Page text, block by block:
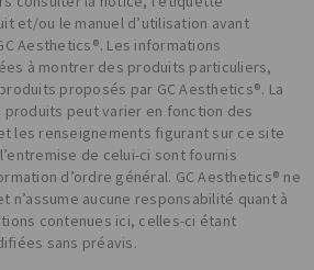
et/ou le manuel d’utilisation avant
Aesthetics®. Les informations
à montrer des produits particuliers,
proposés par GC Aesthetics®. La
peut varier en fonction des
les renseignements figurant sur ce site
de celui-ci sont fournis
d’ordre général. GC Aesthetics® ne
n’assume aucune responsabilité quant à
contenues ici, celles-ci étant
sans préavis.